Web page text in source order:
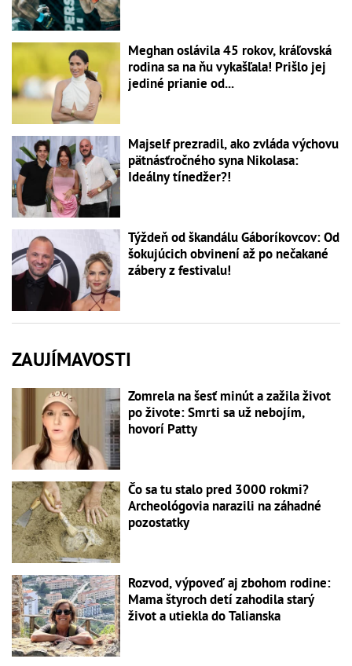
Meghan oslávila 45 rokov, kráľovská
rodina sa na ňu vykašľala! Prišlo jej
jediné prianie od...
Majself prezradil, ako zvláda výchovu
pätnásťročného syna Nikolasa:
Ideálny tínedžer?!
Týždeň od škandálu Gáboríkovcov: Od
šokujúcich obvinení až po nečakané
zábery z festivalu!
ZAUJÍMAVOSTI
Zomrela na šesť minút a zažila život
po živote: Smrti sa už nebojím,
hovorí Patty
Čo sa tu stalo pred 3000 rokmi?
Archeológovia narazili na záhadné
pozostatky
Rozvod, výpoveď aj zbohom rodine:
Mama štyroch detí zahodila starý
život a utiekla do Talianska